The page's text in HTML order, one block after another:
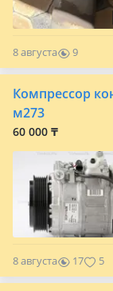
8 августа
9
0
Компрессор
м273
60 000 ₸
8 августа 17 5